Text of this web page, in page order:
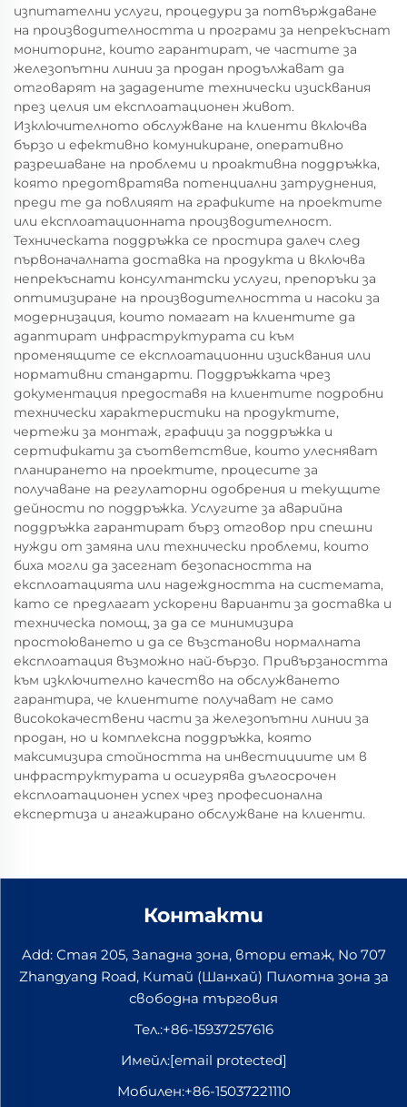
изпитателни услуги, процедури за потвърждаване
на производителността и програми за непрекъснат
мониторинг, които гарантират, че частите за
железопътни линии за продан продължават да
отговарят на зададените технически изисквания
през целия им експлоатационен живот.
Изключителното обслужване на клиенти включва
бързо и ефективно комуникиране, оперативно
разрешаване на проблеми и проактивна поддръжка,
която предотвратява потенциални затруднения,
преди те да повлияят на графиките на проектите
или експлоатационната производителност.
Техническата поддръжка се простира далеч след
първоначалната доставка на продукта и включва
непрекъснати консултантски услуги, препоръки за
оптимизиране на производителността и насоки за
модернизация, които помагат на клиентите да
адаптират инфраструктурата си към
променящите се експлоатационни изисквания или
нормативни стандарти. Поддръжката чрез
документация предоставя на клиентите подробни
технически характеристики на продуктите,
чертежи за монтаж, графици за поддръжка и
сертификати за съответствие, които улесняват
планирането на проектите, процесите за
получаване на регулаторни одобрения и текущите
дейности по поддръжка. Услугите за аварийна
поддръжка гарантират бърз отговор при спешни
нужди от замяна или технически проблеми, които
биха могли да засегнат безопасността на
експлоатацията или надеждността на системата,
като се предлагат ускорени варианти за доставка и
техническа помощ, за да се минимизира
простоюването и да се възстанови нормалната
експлоатация възможно най-бързо. Привързаността
към изключително качество на обслужването
гарантира, че клиентите получават не само
висококачествени части за железопътни линии за
продан, но и комплексна поддръжка, която
максимизира стойността на инвестициите им в
инфраструктурата и осигурява дългосрочен
експлоатационен успех чрез професионална
експертиза и ангажирано обслужване на клиенти.
Контакти
Add: Стая 205, Западна зона, втори етаж, No 707
Zhangyang Road, Китай (Шанхай) Пилотна зона за
свободна търговия
Тел.:+86-15937257616
Имейл:[email protected]
Мобилен:+86-15037221110